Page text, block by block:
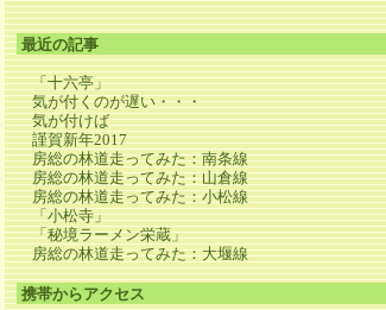
最近の記事
「十六亭」
気が付くのが遅い・・・
気が付けば
謹賀新年2017
房総の林道走ってみた：南条線
房総の林道走ってみた：山倉線
房総の林道走ってみた：小松線
「小松寺」
「秘境ラーメン栄蔵」
房総の林道走ってみた：大堰線
携帯からアクセス